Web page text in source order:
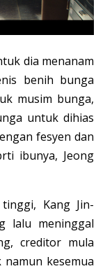
dia menanam
benih bunga
musim bunga,
untuk dihias
fesyen dan
ibunya, Jeong
Kang Jin-
lalu meninggal
creditor mula
kesemua